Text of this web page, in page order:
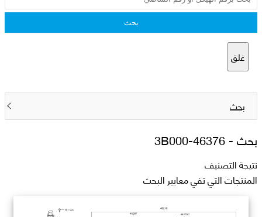
بحث
غلق
بحث
بحث -46376-3B000
نتيجة التصنيف
المنتجات التي تفي معايير البحث